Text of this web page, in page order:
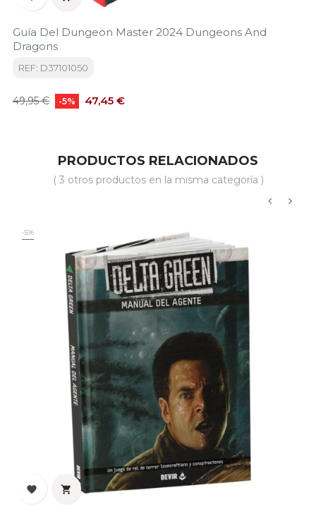
Guía Del Dungeon Master 2024 Dungeons And
Dragons
REF: D37101050
Precio
49,95 € -5% Precio
47,45 €
PRODUCTOS RELACIONADOS
( 3 otros productos en la misma categoría )
-5%
 